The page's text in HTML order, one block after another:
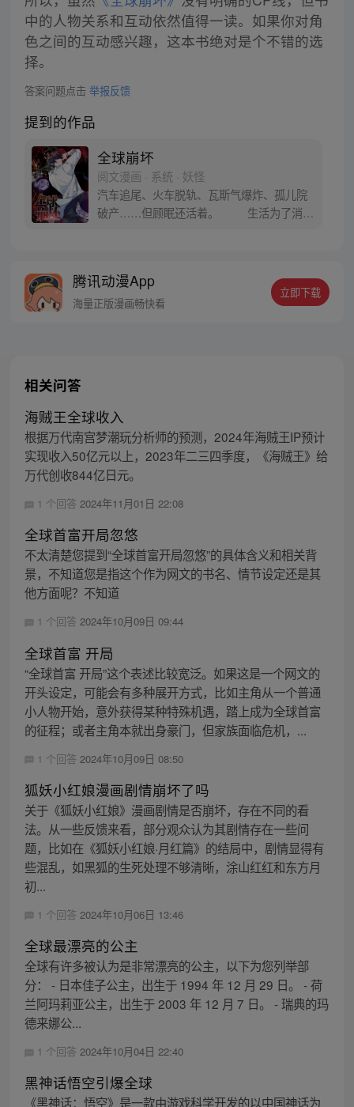
中的人物关系和互动依然值得一读。如果你对角
色之间的互动感兴趣，这本书绝对是个不错的选
择。
答案问题点击 举报反馈
提到的作品
全球崩坏
阅文漫画 · 系统 · 妖怪
汽车追尾、火车脱轨、瓦斯气爆炸、孤儿院
破产……但顾眠还活着。 生活为了消灭
【欢迎来到全球进化游戏，本游戏由地球发
起，玩家为全人类】
腾讯动漫App
海量正版漫画畅快看
立即下载
相关问答
海贼王全球收入
根据万代南宫梦潮玩分析师的预测，2024年海贼王IP预计
实现收入50亿元以上，2023年二三四季度，《海贼王》给
万代创收844亿日元。
1 个回答 2024年11月01日 22:08
全球首富开局忽悠
不太清楚您提到“全球首富开局忽悠”的具体含义和相关背
景，不知道您是指这个作为网文的书名、情节设定还是其
他方面呢？不知道
1 个回答 2024年10月09日 09:44
全球首富 开局
“全球首富 开局”这个表述比较宽泛。如果这是一个网文的
开头设定，可能会有多种展开方式，比如主角从一个普通
小人物开始，意外获得某种特殊机遇，踏上成为全球首富
的征程；或者主角本就出身豪门，但家族面临危机，...
1 个回答 2024年10月09日 08:50
狐妖小红娘漫画剧情崩坏了吗
关于《狐妖小红娘》漫画剧情是否崩坏，存在不同的看
法。从一些反馈来看，部分观众认为其剧情存在一些问
题，比如在《狐妖小红娘·月红篇》的结局中，剧情显得有
些混乱，如黑狐的生死处理不够清晰，涂山红红和东方月
初...
1 个回答 2024年10月06日 13:46
全球最漂亮的公主
全球有许多被认为是非常漂亮的公主，以下为您列举部
分： - 日本佳子公主，出生于 1994 年 12 月 29 日。 - 荷
兰阿玛莉亚公主，出生于 2003 年 12 月 7 日。 - 瑞典的玛
德来娜公...
1 个回答 2024年10月04日 22:40
黑神话悟空引爆全球
《黑神话：悟空》是一款由游戏科学开发的以中国神话为